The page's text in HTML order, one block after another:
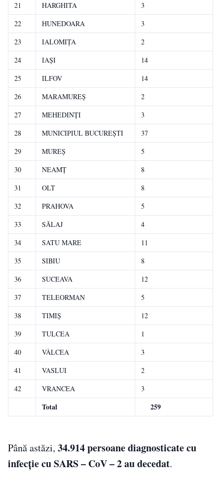
21 HARGHITA
3
22
HUNEDOARA
3
23
IALOMIŢA
2
24
IAŞI
14
25
ILFOV
14
26
MARAMUREŞ
2
27
MEHEDINŢI
3
28
MUNICIPIUL BUCUREŞTI
37
29
MUREŞ
5
30
NEAMŢ
8
31
OLT
8
32
PRAHOVA
5
33
SĂLAJ
4
34
SATU MARE
11
35
SIBIU
8
36
SUCEAVA
12
37
TELEORMAN
5
38
TIMIŞ
12
39
TULCEA
1
40
VÂLCEA
3
41
VASLUI
2
42
VRANCEA 3
Total 259
Până astăzi, 34.914 persoane diagnosticate cu
infecție cu SARS – CoV – 2 au decedat.